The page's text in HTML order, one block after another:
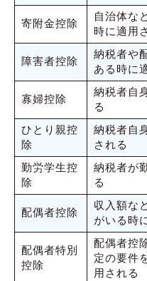
寄附金控除
自治体な
時に適用
障害者控除
納税者や
ある時に
寡婦控除
納税者自
る
ひとり親控
除
納税者自
される
勤労学生控
除
納税者が
る
配偶者控除
収入額な
がいる時
配偶者特別
控除
配偶者控
定の要件
用される